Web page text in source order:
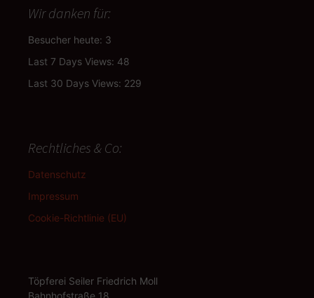
Wir danken für:
Besucher heute: 3
Last 7 Days Views: 48
Last 30 Days Views: 229
Rechtliches & Co:
Datenschutz
Impressum
Cookie-Richtlinie (EU)
Töpferei Seiler Friedrich Moll
Bahnhofstraße 18